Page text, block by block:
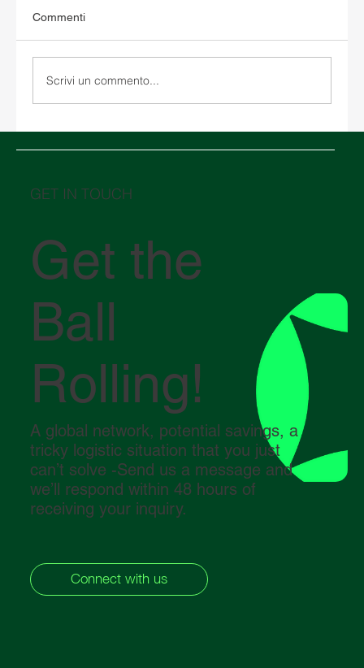
Commenti
Scrivi un commento...
GET IN TOUCH
Get the
Ball
Rolling!
A global network, potential savings, a
tricky logistic situation that you just
can’t solve -Send us a message and
we’ll respond within 48 hours of
receiving your inquiry.
Connect with us